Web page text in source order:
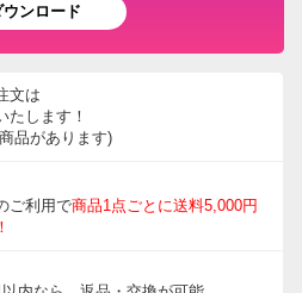
ウンロード
文は
たします！
品があります)
ご利用で商品1点ごとに送料5,000円